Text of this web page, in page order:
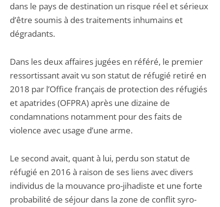
dans le pays de destination un risque réel et sérieux
d’être soumis à des traitements inhumains et
dégradants.
Dans les deux affaires jugées en référé, le premier
ressortissant avait vu son statut de réfugié retiré en
2018 par l’Office français de protection des réfugiés
et apatrides (OFPRA) après une dizaine de
condamnations notamment pour des faits de
violence avec usage d’une arme.
Le second avait, quant à lui, perdu son statut de
réfugié en 2016 à raison de ses liens avec divers
individus de la mouvance pro-jihadiste et une forte
probabilité de séjour dans la zone de conflit syro-